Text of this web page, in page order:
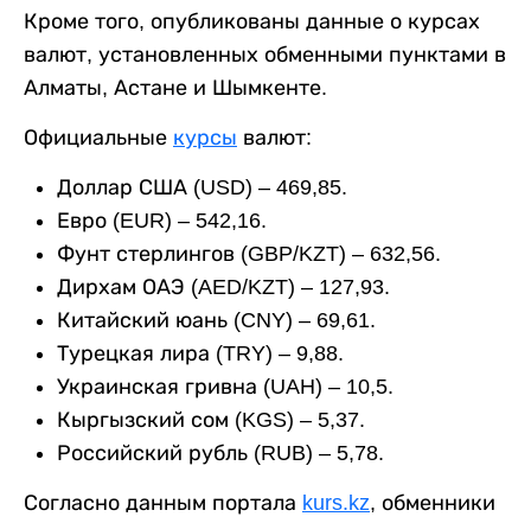
Кроме того, опубликованы данные о курсах
валют, установленных обменными пунктами в
Алматы, Астане и Шымкенте.
Официальные курсы валют:
Доллар США (USD) – 469,85.
Евро (EUR) – 542,16.
Фунт стерлингов (GBP/KZT) – 632,56.
Дирхам ОАЭ (AED/KZT) – 127,93.
Китайский юань (CNY) – 69,61.
Турецкая лира (TRY) – 9,88.
Украинская гривна (UAH) – 10,5.
Кыргызский сом (KGS) – 5,37.
Российский рубль (RUB) – 5,78.
Согласно данным портала kurs.kz, обменники